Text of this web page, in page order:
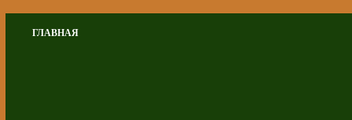
ГЛАВНАЯ